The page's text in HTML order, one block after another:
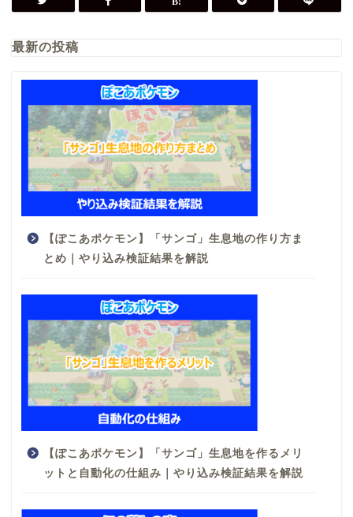
最新の投稿
【ぽこあポケモン】「サンゴ」生息地の作り方ま
とめ｜やり込み検証結果を解説
【ぽこあポケモン】「サンゴ」生息地を作るメリ
ットと自動化の仕組み｜やり込み検証結果を解説